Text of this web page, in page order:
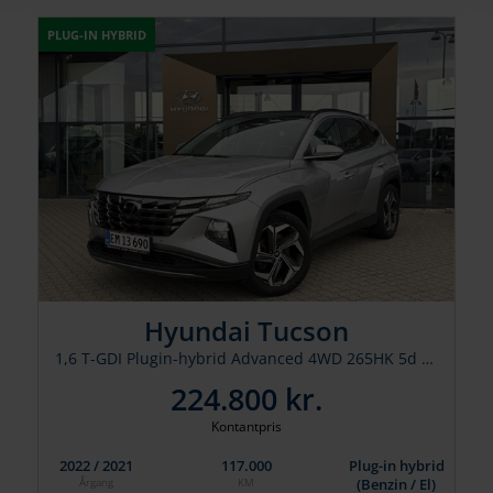
PLUG-IN HYBRID
Hyundai Tucson
1,6 T-GDI Plugin-hybrid Advanced 4WD 265HK 5d 6g Aut.
224.800 kr.
Kontantpris
2022 / 2021
Årgang
117.000
KM
Plug-in hybrid
(Benzin / El)